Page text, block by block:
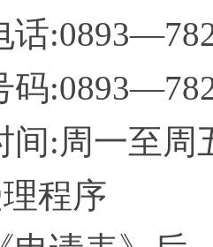
话:0893—
码:0893—
间:周一至周
程序